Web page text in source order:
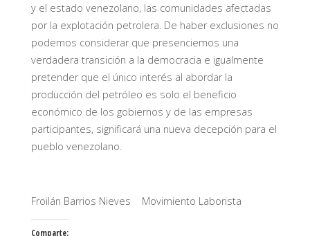
y el estado venezolano, las comunidades afectadas
por la explotación petrolera. De haber exclusiones no
podemos considerar que presenciemos una
verdadera transición a la democracia e igualmente
pretender que el único interés al abordar la
producción del petróleo es solo el beneficio
económico de los gobiernos y de las empresas
participantes, significará una nueva decepción para el
pueblo venezolano.
Froilán Barrios Nieves Movimiento Laborista
Comparte: